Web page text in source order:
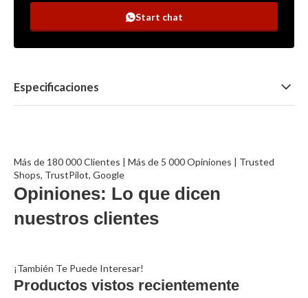
Start chat
Especificaciones
Más de 180 000 Clientes | Más de 5 000 Opiniones | Trusted
Shops, TrustPilot, Google
Opiniones: Lo que dicen
nuestros clientes
¡También Te Puede Interesar!
Productos vistos recientemente